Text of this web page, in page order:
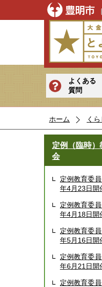
よくある
質問
ホーム くら
定例（臨時）
会
定例教育委
年4月23日開
定例教育委
年4月18日開
定例教育委
年5月16日開
定例教育委
年6月21日開
定例教育委